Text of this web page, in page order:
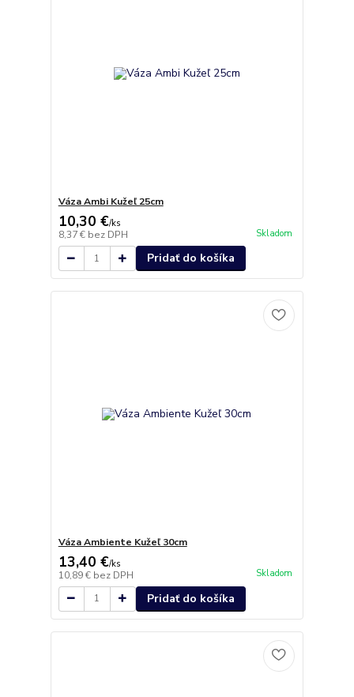
Váza Ambi Kužeľ 25cm
10,30 €/ks
8,37 € bez DPH Skladom
Pridať do košíka
Váza Ambiente Kužeľ 30cm
13,40 €/ks
10,89 € bez DPH Skladom
Pridať do košíka